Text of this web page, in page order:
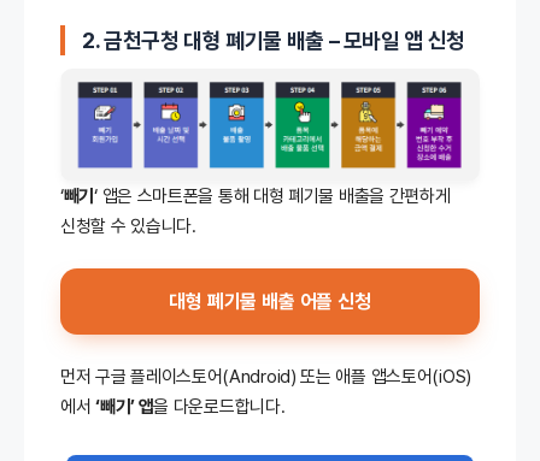
2. 금천구청 대형 폐기물 배출 – 모바일 앱 신청
‘빼기‘ 앱은 스마트폰을 통해 대형 폐기물 배출을 간편하게
신청할 수 있습니다.
대형 폐기물 배출 어플 신청
먼저 구글 플레이스토어(Android) 또는 애플 앱스토어(iOS)
에서‘빼기’ 앱을 다운로드합니다.